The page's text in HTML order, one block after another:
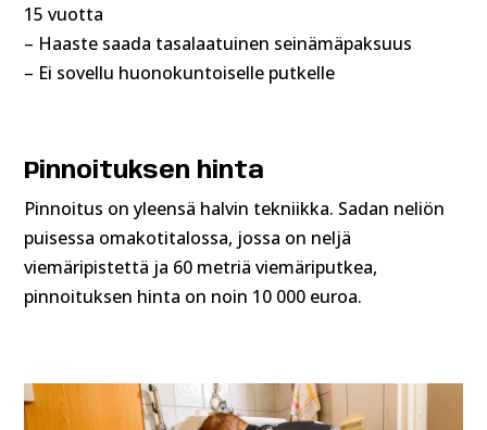
15 vuotta
– Haaste saada tasalaatuinen seinämäpaksuus
– Ei sovellu huonokuntoiselle putkelle
Pinnoituksen hinta
Pinnoitus on yleensä halvin tekniikka. Sadan neliön
puisessa omakotitalossa, jossa on neljä
viemäripistettä ja 60 metriä viemäriputkea,
pinnoituksen hinta on noin 10 000 euroa.